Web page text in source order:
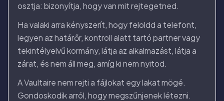
osztja: bizonyítja, hogy van mit rejtegetned.
Ha valaki arra kényszerít, hogy feloldd a telefont,
legyen az határőr, kontroll alatt tartó partner vagy
tekintélyelvű kormány, látja az alkalmazást, látja a
zárat, és nem áll meg, amíg ki nem nyitod.
A Vaultaire nem rejti a fájlokat egy lakat mögé.
Gondoskodik arról, hogy megszűnjenek létezni.